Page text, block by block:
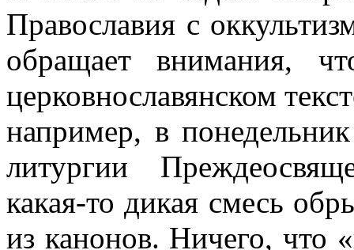
Православия с
обращает внимания,
церковнославянском
например, в
литургии
какая-то дикая смесь
из канонов. Ничего, что